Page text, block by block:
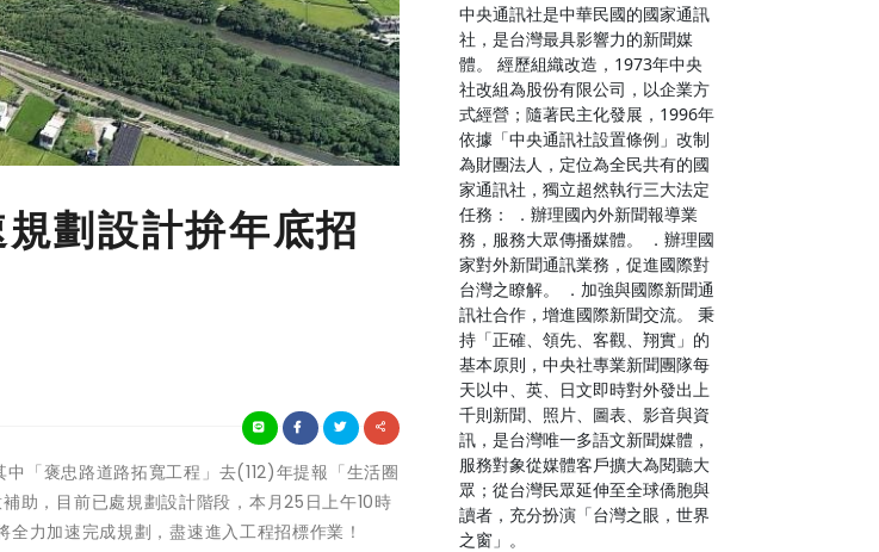
劃設計拚年底招
「褒忠路道路拓寬工程」去(112)年提報「生活圈
助，目前已處規劃設計階段，本月25日上午10時
力加速完成規劃，盡速進入工程招標作業！
中央通訊社是中華民國的國家通訊
社，是台灣最具影響力的新聞媒
體。 經歷組織改造，1973年中央
社改組為股份有限公司，以企業方
式經營；隨著民主化發展，1996年
依據「中央通訊社設置條例」改制
為財團法人，定位為全民共有的國
家通訊社，獨立超然執行三大法定
任務： ．辦理國內外新聞報導業
務，服務大眾傳播媒體。 ．辦理國
家對外新聞通訊業務，促進國際對
台灣之瞭解。 ．加強與國際新聞通
訊社合作，增進國際新聞交流。 秉
持「正確、領先、客觀、翔實」的
基本原則，中央社專業新聞團隊每
天以中、英、日文即時對外發出上
千則新聞、照片、圖表、影音與資
訊，是台灣唯一多語文新聞媒體，
服務對象從媒體客戶擴大為閱聽大
眾；從台灣民眾延伸至全球僑胞與
讀者，充分扮演「台灣之眼，世界
之窗」。